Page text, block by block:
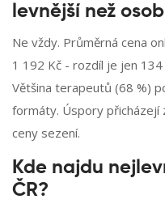
levnější než
Ne vždy. Průměrná cena
1 192 Kč - rozdíl je jen
Většina terapeutů (68 %)
formáty. Úspory přicházejí
ceny sezení.
Kde najdu
ČR?